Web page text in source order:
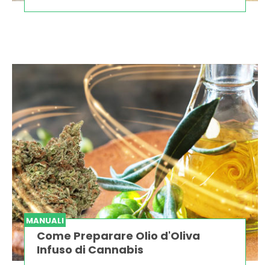
MANUALI
Come Preparare Olio d'Oliva
Infuso di Cannabis